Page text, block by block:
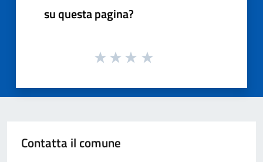
su questa pagina?
Contatta il comune